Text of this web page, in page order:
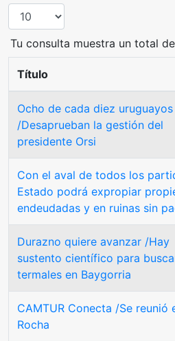
Tu consulta muestra un total
Título
Ocho de cada diez uruguayos
/Desaprueban la gestión del
presidente Orsi
Con el aval de todos los
Estado podrá expropiar
endeudadas y en ruinas sin
Durazno quiere avanzar /Hay
sustento científico para
termales en Baygorria
CAMTUR Conecta /Se reunió
Rocha